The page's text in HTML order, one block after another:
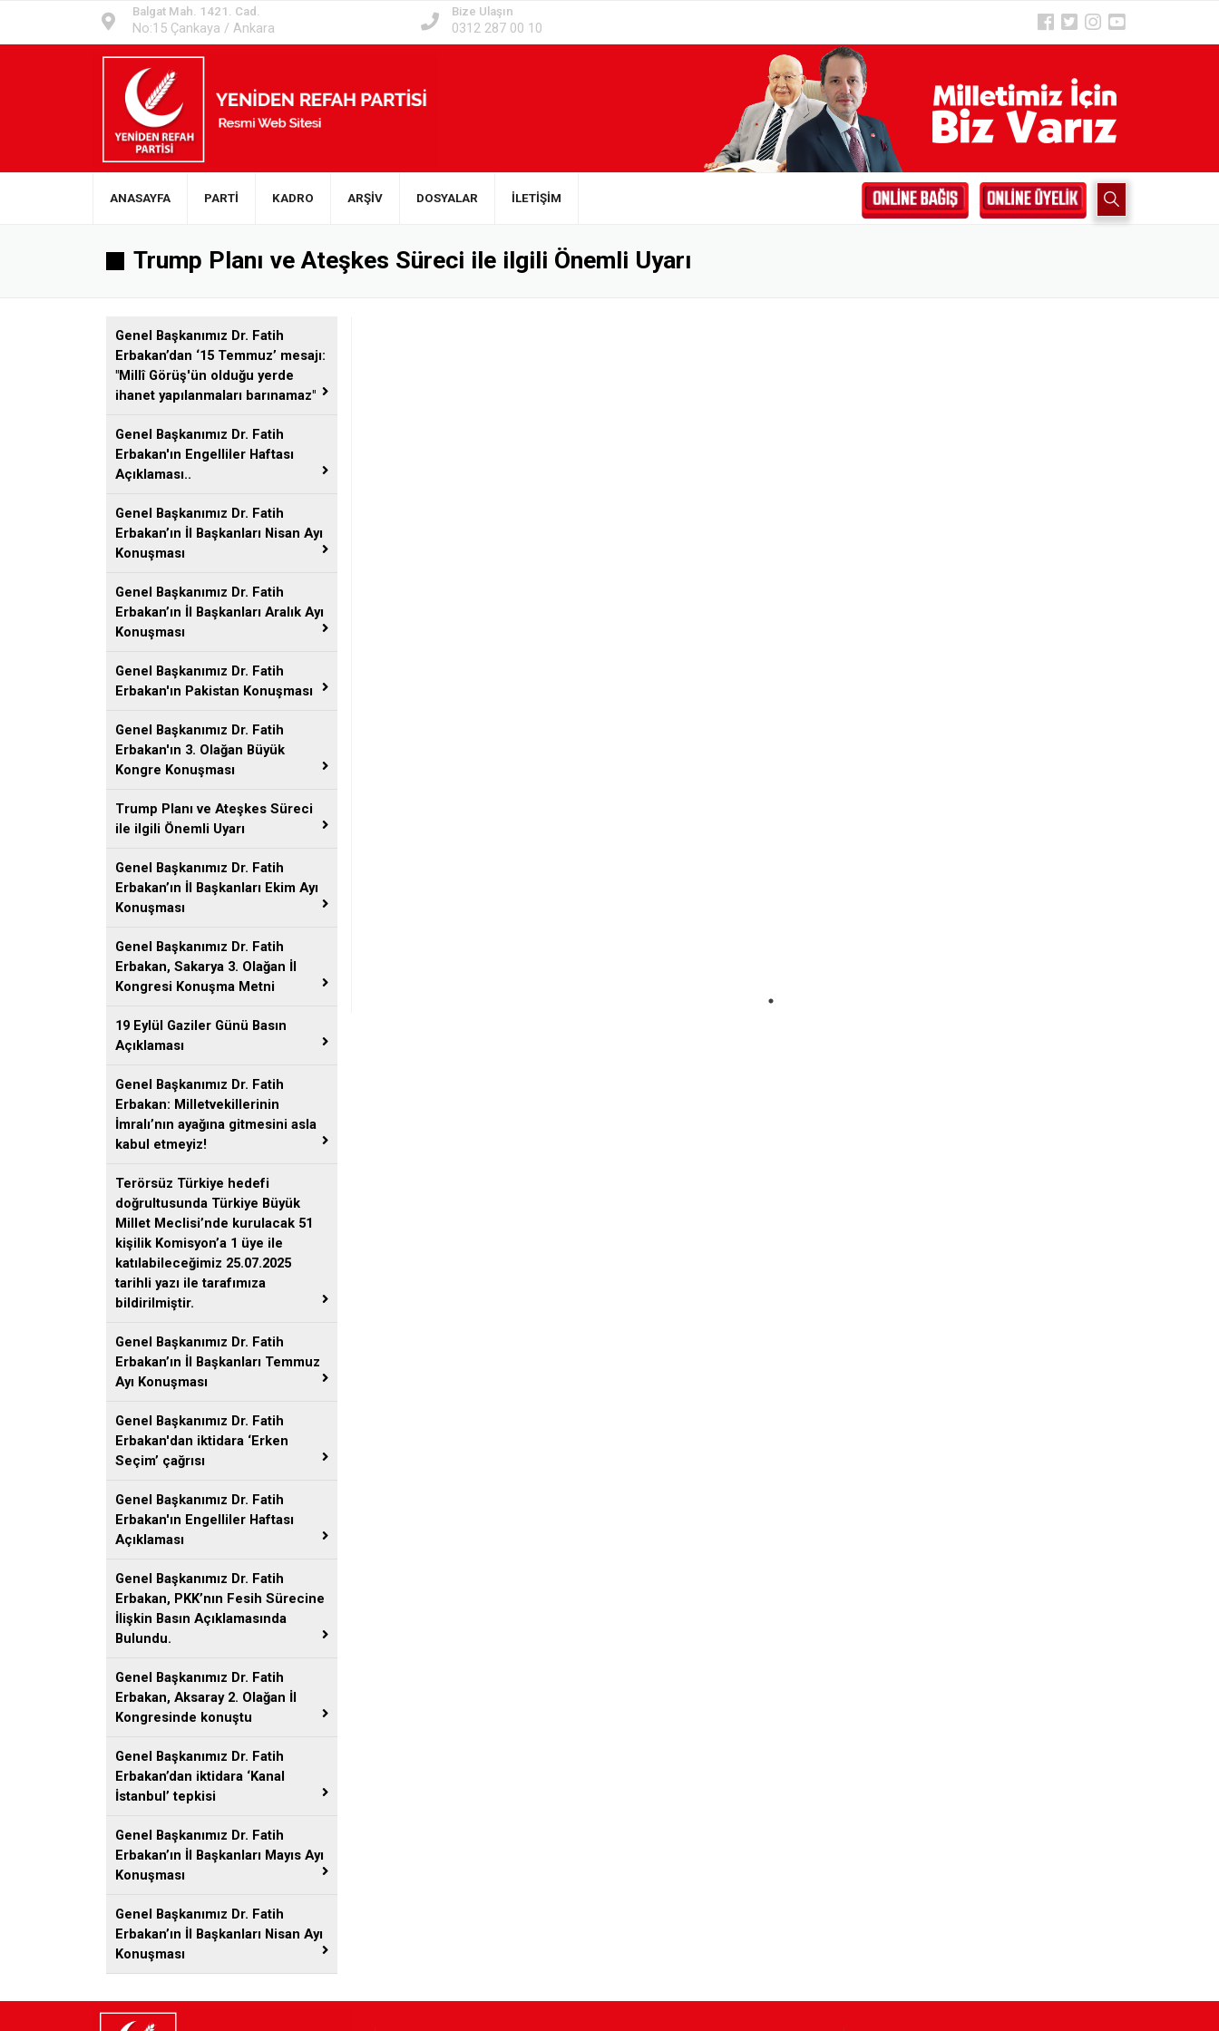
Balgat Mah. 1421. Cad.
No:15 Çankaya / Ankara
Bize Ulaşın
0312 287 00 10
ANASAYFA PARTİ KADRO ARŞİV DOSYALAR İLETİŞİM
Trump Planı ve Ateşkes Süreci ile ilgili Önemli Uyarı
Genel Başkanımız Dr. Fatih
Erbakan’dan ‘15 Temmuz’ mesajı:
"Millî Görüş'ün olduğu yerde
ihanet yapılanmaları barınamaz"
Genel Başkanımız Dr. Fatih
Erbakan'ın Engelliler Haftası
Açıklaması..
Genel Başkanımız Dr. Fatih
Erbakan’ın İl Başkanları Nisan Ayı
Konuşması
Genel Başkanımız Dr. Fatih
Erbakan’ın İl Başkanları Aralık Ayı
Konuşması
Genel Başkanımız Dr. Fatih
Erbakan'ın Pakistan Konuşması
Genel Başkanımız Dr. Fatih
Erbakan'ın 3. Olağan Büyük
Kongre Konuşması
Trump Planı ve Ateşkes Süreci
ile ilgili Önemli Uyarı
Genel Başkanımız Dr. Fatih
Erbakan’ın İl Başkanları Ekim Ayı
Konuşması
Genel Başkanımız Dr. Fatih
Erbakan, Sakarya 3. Olağan İl
Kongresi Konuşma Metni
19 Eylül Gaziler Günü Basın
Açıklaması
Genel Başkanımız Dr. Fatih
Erbakan: Milletvekillerinin
İmralı’nın ayağına gitmesini asla
kabul etmeyiz!
Terörsüz Türkiye hedefi
doğrultusunda Türkiye Büyük
Millet Meclisi’nde kurulacak 51
kişilik Komisyon’a 1 üye ile
katılabileceğimiz 25.07.2025
tarihli yazı ile tarafımıza
bildirilmiştir.
Genel Başkanımız Dr. Fatih
Erbakan’ın İl Başkanları Temmuz
Ayı Konuşması
Genel Başkanımız Dr. Fatih
Erbakan'dan iktidara ‘Erken
Seçim’ çağrısı
Genel Başkanımız Dr. Fatih
Erbakan'ın Engelliler Haftası
Açıklaması
Genel Başkanımız Dr. Fatih
Erbakan, PKK’nın Fesih Sürecine
İlişkin Basın Açıklamasında
Bulundu.
Genel Başkanımız Dr. Fatih
Erbakan, Aksaray 2. Olağan İl
Kongresinde konuştu
Genel Başkanımız Dr. Fatih
Erbakan’dan iktidara ‘Kanal
İstanbul’ tepkisi
Genel Başkanımız Dr. Fatih
Erbakan’ın İl Başkanları Mayıs Ayı
Konuşması
Genel Başkanımız Dr. Fatih
Erbakan’ın İl Başkanları Nisan Ayı
Konuşması